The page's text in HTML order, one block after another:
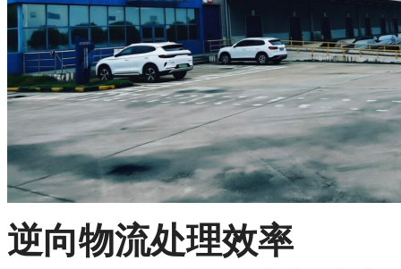
逆向物流处理效率